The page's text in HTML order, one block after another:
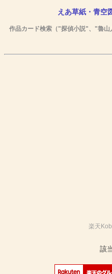
えあ草紙・青空
作品カード検索（"探偵小説"、"魯山
楽天